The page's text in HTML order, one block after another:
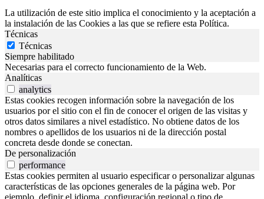
La utilización de este sitio implica el conocimiento y la aceptación a
la instalación de las Cookies a las que se refiere esta Política.
Técnicas
Técnicas
Siempre habilitado
Necesarias para el correcto funcionamiento de la Web.
Analíticas
analytics
Estas cookies recogen información sobre la navegación de los
usuarios por el sitio con el fin de conocer el origen de las visitas y
otros datos similares a nivel estadístico. No obtiene datos de los
nombres o apellidos de los usuarios ni de la dirección postal
concreta desde donde se conectan.
De personalización
performance
Estas cookies permiten al usuario especificar o personalizar algunas
características de las opciones generales de la página web. Por